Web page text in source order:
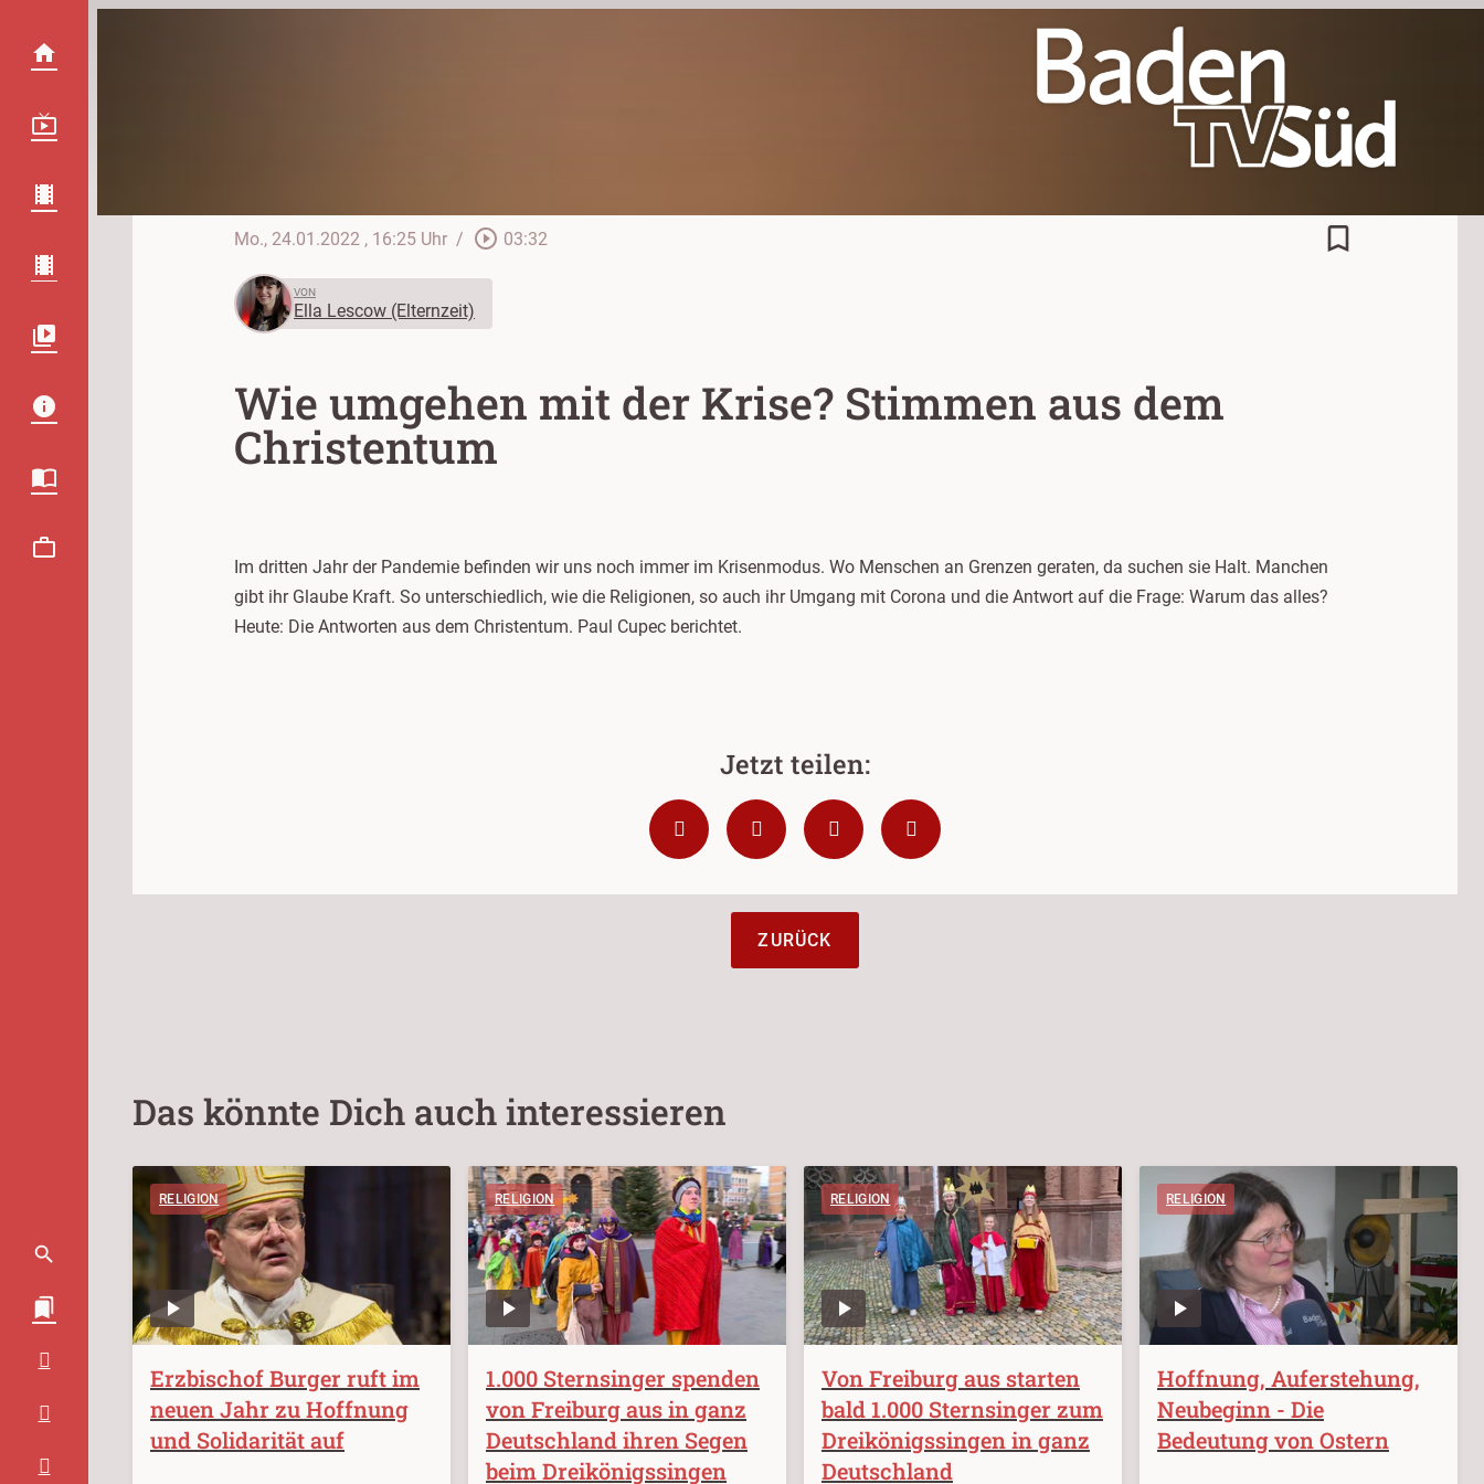
Mo., 24.01.2022 , 16:25 Uhr / play_circle_outline 03:32 bookmark_border
VON
Ella Lescow (Elternzeit)
Wie umgehen mit der Krise? Stimmen aus dem
Christentum
Im dritten Jahr der Pandemie befinden wir uns noch immer im Krisenmodus. Wo Menschen an Grenzen geraten, da suchen sie Halt. Manchen
gibt ihr Glaube Kraft. So unterschiedlich, wie die Religionen, so auch ihr Umgang mit Corona und die Antwort auf die Frage: Warum das alles?
Heute: Die Antworten aus dem Christentum. Paul Cupec berichtet.
ZURÜCK
Das könnte Dich auch interessieren
RELIGION
Erzbischof Burger ruft im
neuen Jahr zu Hoffnung
und Solidarität auf
RELIGION
1.000 Sternsinger spenden
von Freiburg aus in ganz
Deutschland ihren Segen
beim Dreikönigssingen
RELIGION
Von Freiburg aus starten
bald 1.000 Sternsinger zum
Dreikönigssingen in ganz
Deutschland
RELIGION
Hoffnung, Auferstehung,
Neubeginn - Die
Bedeutung von Ostern